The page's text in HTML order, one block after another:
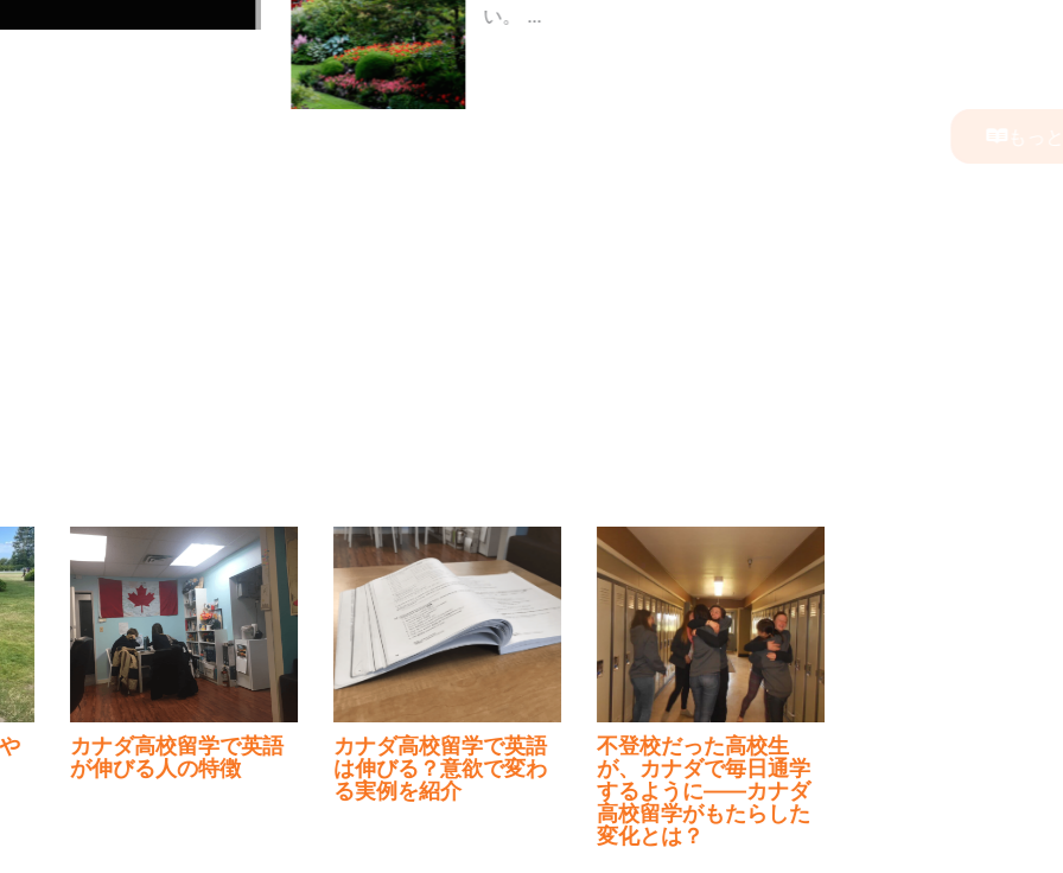
い。 ...
カナダ高校留学で英語
が伸びる人の特徴
カナダ高校留学で英語
は伸びる？意欲で変わ
る実例を紹介
不登校だった高校生
が、カナダで毎日通学
するように——カナダ
高校留学がもたらした
変化とは？